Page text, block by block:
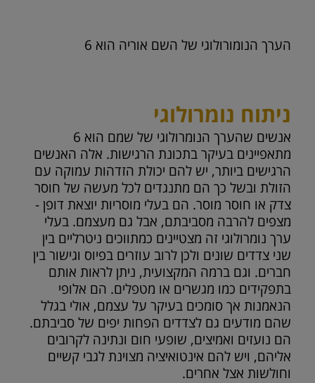
הערך הנומורולוגי של השם אוריה הוא 6
ניתוח נומרולוגי
אנשים שהערך הנומרולוגי של שמם הוא 6
מתאפיינים בעיקר בתכונת הרגישות. אלה האנשים
הרגישים ביותר, יש להם יכולת הזדהות עמוקה עם
הזולת ובשל כך הם מתנגדים לכל מעשה של חוסר
צדק או חוסר מוסר. הם בעלי מוסריות יוצאת דופן -
מצפים להרבה מסביבתם, אבל גם מעצמם. בעלי
ערך נומרולוגי זה מצטיינים כמתווכים ניטרליים בין
שני צדדים שונים ולכן לרוב עוזרים בפיוס וגישור בין
חברים. וגם ברמה המקצועית, ניתן לראות אותם
בתפקידים כמו מגשרים או מטפלים. הם אלופי
הנאמנות אך סומכים בעיקר על עצמם, אולי בגלל
שהם מודעים גם לצדדים הפחות יפים של סביבתם.
הם נועזים ואמיצים, שופעי חום ונתינה לקרובים
אליהם, ויש להם אינטואיציה מצוינת לגבי קשיים
וחולשות אצל אחרים.